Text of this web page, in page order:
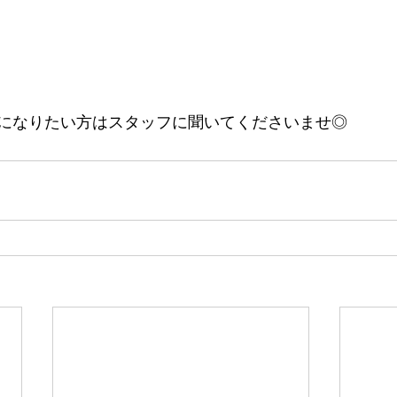
なりたい方はスタッフに聞いてくださいませ◎